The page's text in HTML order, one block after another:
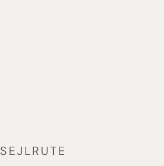
SEJLRUTE